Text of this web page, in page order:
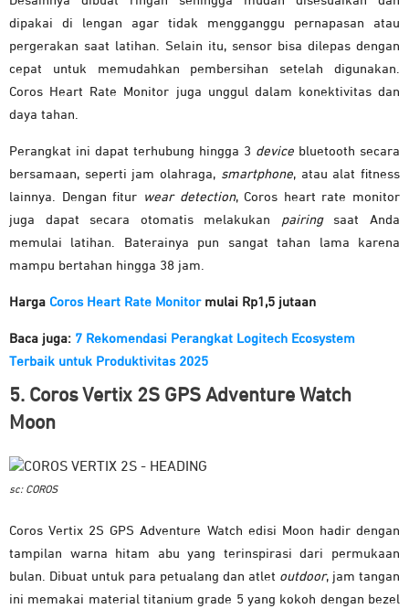
dipakai di lengan agar tidak mengganggu pernapasan atau
pergerakan saat latihan. Selain itu, sensor bisa dilepas dengan
cepat untuk memudahkan pembersihan setelah digunakan.
Coros Heart Rate Monitor juga unggul dalam konektivitas dan
daya tahan.
Perangkat ini dapat terhubung hingga 3 device bluetooth secara
bersamaan, seperti jam olahraga, smartphone, atau alat fitness
lainnya. Dengan fitur wear detection, Coros heart rate monitor
juga dapat secara otomatis melakukan pairingsaat Anda
memulai latihan. Baterainya pun sangat tahan lama karena
mampu bertahan hingga 38 jam.
Harga Coros Heart Rate Monitormulai Rp1,5 jutaan
Baca juga: 7 Rekomendasi Perangkat Logitech Ecosystem
Terbaik untuk Produktivitas 2025
5. Coros Vertix 2S GPS Adventure Watch
Moon
sc: COROS
Coros Vertix 2S GPS Adventure Watch edisi Moon hadir dengan
tampilan warna hitam abu yang terinspirasi dari permukaan
bulan. Dibuat untuk para petualang dan atlet outdoor, jam tangan
ini memakai material titanium grade 5 yang kokoh dengan bezel